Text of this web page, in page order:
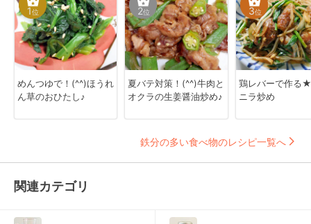
1位
めんつゆで！(^^)ほうれ
ん草のおひたし♪
2位
夏バテ対策！(^^)牛肉と
オクラの生姜醤油炒め♪
3位
鶏レバーで作る
ニラ炒め
鉄分の多い食べ物のレシピ一覧へ
関連カテゴリ